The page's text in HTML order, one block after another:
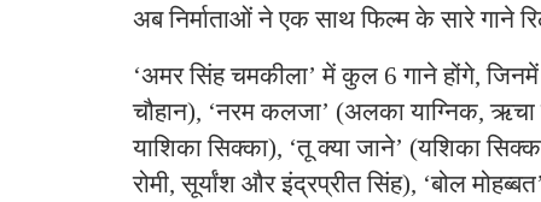
अब निर्माताओं ने एक साथ फिल्म के सारे गाने
‘अमर सिंह चमकीला’ में कुल 6 गाने होंगे, जिनमें
चौहान), ‘नरम कलजा’ (अलका याग्निक, ऋचा
याशिका सिक्का), ‘तू क्या जाने’ (यशिका
रोमी, सूर्यांश और इंद्रप्रीत सिंह), ‘बोल